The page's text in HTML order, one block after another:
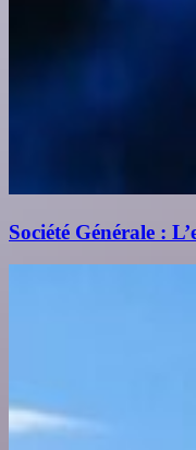
Société Générale :